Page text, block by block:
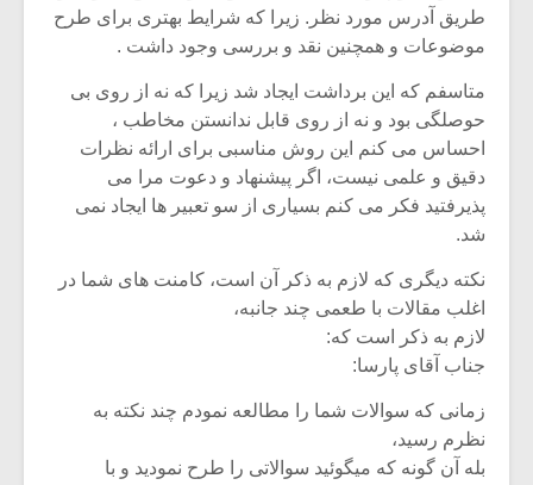
طریق آدرس مورد نظر. زیرا که شرایط بهتری برای طرح
موضوعات و همچنین نقد و بررسی وجود داشت .
متاسفم که این برداشت ایجاد شد زیرا که نه از روی بی
حوصلگی بود و نه از روی قابل ندانستن مخاطب ،
احساس می کنم این روش مناسبی برای ارائه نظرات
دقیق و علمی نیست، اگر پیشنهاد و دعوت مرا می
پذیرفتید فکر می کنم بسیاری از سو تعبیر ها ایجاد نمی
شد.
نکته دیگری که لازم به ذکر آن است، کامنت های شما در
اغلب مقالات با طعمی چند جانبه،
لازم به ذکر است که:
جناب آقای پارسا:
زمانی که سوالات شما را مطالعه نمودم چند نکته به
نظرم رسید،
بله آن گونه که میگوئید سوالاتی را طرح نمودید و با